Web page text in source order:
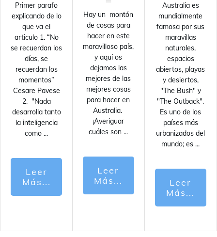
Primer parafo
explicando de lo
que va el
articulo 1. “No
se recuerdan los
días, se
recuerdan los
momentos”
Cesare Pavese
2. "Nada
desarrolla tanto
la inteligencia
como ...
Leer
Más...
Hay un montón
de cosas para
hacer en este
maravilloso país,
y aquí os
dejamos las
mejores de las
mejores cosas
para hacer en
Australia.
¡Averiguar
cuáles son ...
Leer
Más...
Australia es
mundialmente
famosa por sus
maravillas
naturales,
espacios
abiertos, playas
y desiertos,
"The Bush" y
"The Outback".
Es uno de los
países más
urbanizados del
mundo; es ...
Leer
Más...